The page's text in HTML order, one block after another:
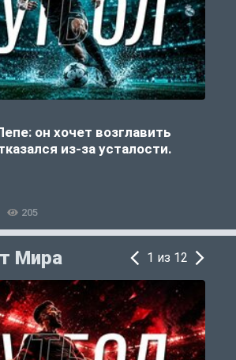
он хочет возглавить
из-за усталости.
205
Мира 1 из 12